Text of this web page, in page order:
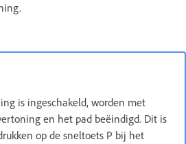
is ingeschakeld, worden met
en het pad beëindigd. Dit is
op de sneltoets P bij het